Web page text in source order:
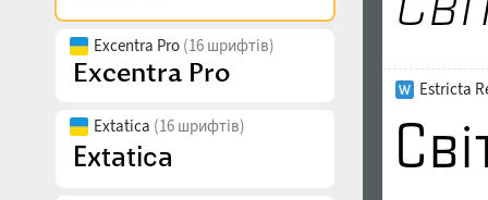
Excentra Pro (16 шрифтів)
Extatica (16 шрифтів)
Estricta